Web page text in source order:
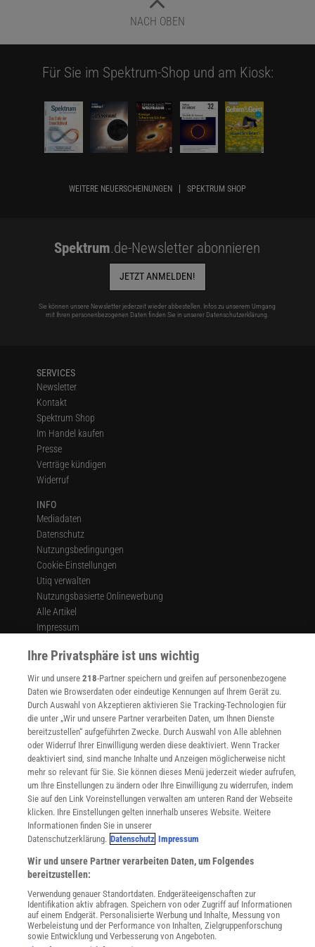
NACH OBEN
Für Sie im Spektrum-Shop und am Kiosk:
WEITERE NEUERSCHEINUNGEN SPEKTRUM SHOP
Spektrum.de-Newsletter abonnieren
JETZT ANMELDEN!
Sie können unsere Newsletter jederzeit wieder abbestellen. Infos zu unserem Umgang
mit Ihren personenbezogenen Daten finden Sie in unserer Datenschutzerklärung.
SERVICES
Newsletter
Kontakt
Spektrum Shop
Im Handel kaufen
Presse
Verträge kündigen
Widerruf
INFO
Mediadaten
Datenschutz
Nutzungsbedingungen
Cookie-Einstellungen
Utiq verwalten
Nutzungsbasierte Onlinewerbung
Alle Artikel
Impressum
WEITERE ANGEBOTE
Angebote für Schulen
Angebote für Institutionen
Sprachen lernen mit Gymglish
Lexika
Für Spektrum schreiben
Zugänglichkeitserklärung
WEBSEITEN
KielSCN
Wissenschaft in die Schulen
SciLogs
Uns finden Sie auch hier:
Ihre Privatsphäre ist uns wichtig
Wir und unsere218-Partner speichern und greifen auf personenbezogene
Daten wie Browserdaten oder eindeutige Kennungen auf Ihrem Gerät zu.
Durch Auswahl von Akzeptieren aktivieren Sie Tracking-Technologien für
die unter „Wir und unsere Partner verarbeiten Daten, um Ihnen Dienste
bereitzustellen“ aufgeführten Zwecke. Durch Auswahl von Alle ablehnen
oder Widerruf Ihrer Einwilligung werden diese deaktiviert. Wenn Tracker
deaktiviert sind, sind manche Inhalte und Anzeigen möglicherweise nicht
mehr so relevant für Sie. Sie können dieses Menü jederzeit wieder aufrufen,
um Ihre Einstellungen zu ändern oder Ihre Einwilligung zu widerrufen, indem
Sie auf den Link Voreinstellungen verwalten am unteren Rand der Webseite
klicken. Ihre Einstellungen gelten innerhalb unseres Website. Weitere
Informationen finden Sie in unserer
Datenschutzerklärung. Datenschutz Impressum
Wir und unsere Partner verarbeiten Daten, um Folgendes
bereitzustellen:
Verwendung genauer Standortdaten. Endgeräteeigenschaften zur
Identifikation aktiv abfragen. Speichern von oder Zugriff auf Informationen
auf einem Endgerät. Personalisierte Werbung und Inhalte, Messung von
Werbeleistung und der Performance von Inhalten, Zielgruppenforschung
sowie Entwicklung und Verbesserung von Angeboten.